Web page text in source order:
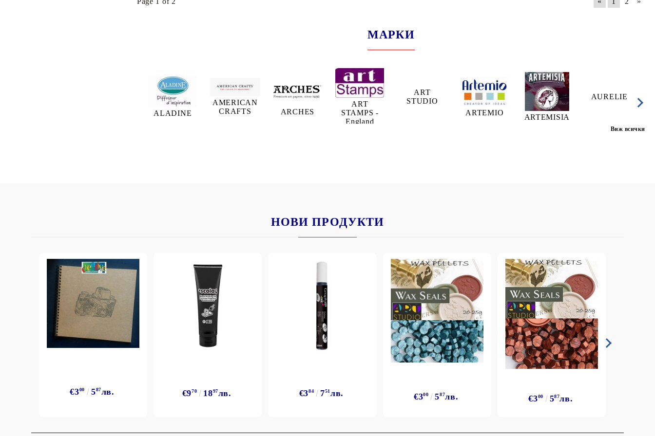
МАРКИ
ALADINE
AMERICAN
CRAFTS
ARCHES
ART
STAMPS -
England
ART
STUDIO
ARTEMIO
ARTEMISIA
AURELIE
Виж всички
НОВИ ПРОДУКТИ
€300 587лв. €970 1897лв. €384 751лв. €300 587лв. €300 587лв.